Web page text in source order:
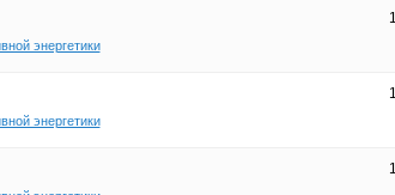
энергетики
1
энергетики
1
1